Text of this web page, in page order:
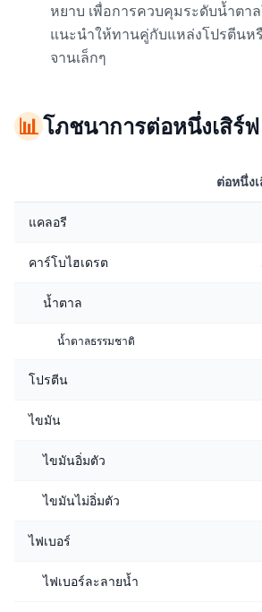
หยาบ เพื่อการควบคุมระดับน้ำตา
แนะนำให้ทานคู่กับแหล่งโปรตีนห
จานเล็กๆ
📊โภชนาการต่อหนึ่งเสิร์ฟ
ต่อหนึ่ง
แคลอรี
คาร์โบไฮเดรต
น้ำตาล
น้ำตาลธรรมชาติ
โปรตีน
ไขมัน
ไขมันอิ่มตัว
ไขมันไม่อิ่มตัว
ไฟเบอร์
ไฟเบอร์ละลายน้ำ